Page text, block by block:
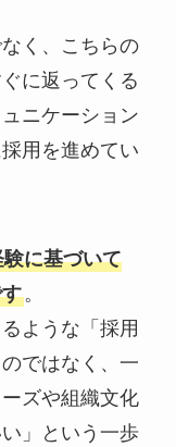
く、こちらの
に返ってくる
ニケーション
用を進めてい
に基づいて
。
ような「採用
ではなく、一
ズや組織文化
」という一歩